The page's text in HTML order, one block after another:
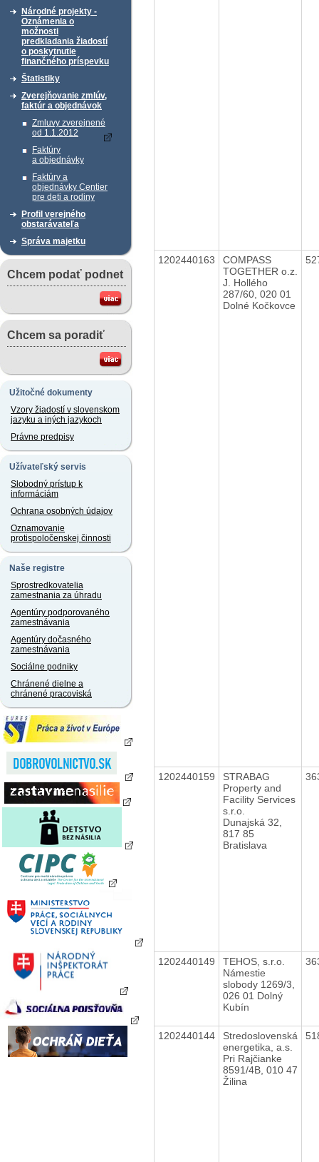
Národné projekty -
Oznámenia o
možnosti
predkladania žiadostí
o poskytnutie
finančného príspevku
Štatistiky
Zverejňovanie zmlúv,
faktúr a objednávok
Zmluvy zverejnené
od 1.1.2012
Faktúry
a objednávky
Faktúry a
objednávky Centier
pre deti a rodiny
Profil verejného
obstarávateľa
Správa majetku
Chcem podať podnet
Chcem sa poradiť
Užitočné dokumenty
Vzory žiadostí v slovenskom
jazyku a iných jazykoch
Právne predpisy
Užívateľský servis
Slobodný prístup k
informáciám
Ochrana osobných údajov
Oznamovanie
protispoločenskej činnosti
Naše registre
Sprostredkovatelia
zamestnania za úhradu
Agentúry podporovaného
zamestnávania
Agentúry dočasného
zamestnávania
Sociálne podniky
Chránené dielne a
chránené pracoviská
1202440163
COMPASS
TOGETHER o.z.
J. Hollého
287/60, 020 01
Dolné Kočkovce
1202440159
STRABAG
Property and
Facility Services
s.r.o.
Dunajská 32,
817 85
Bratislava
1202440149
TEHOS, s.r.o.
Námestie
slobody 1269/3,
026 01 Dolný
Kubín
1202440144
Stredoslovenská
energetika, a.s.
Pri Rajčianke
8591/4B, 010 47
Žilina